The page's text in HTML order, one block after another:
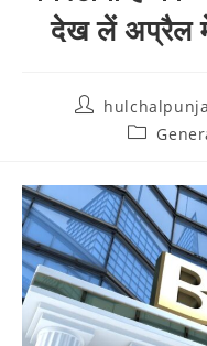
देख लें अप्रैल